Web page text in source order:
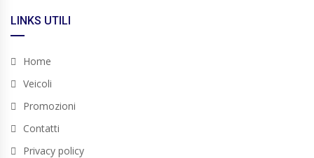
LINKS UTILI
Home
Veicoli
Promozioni
Contatti
Privacy policy